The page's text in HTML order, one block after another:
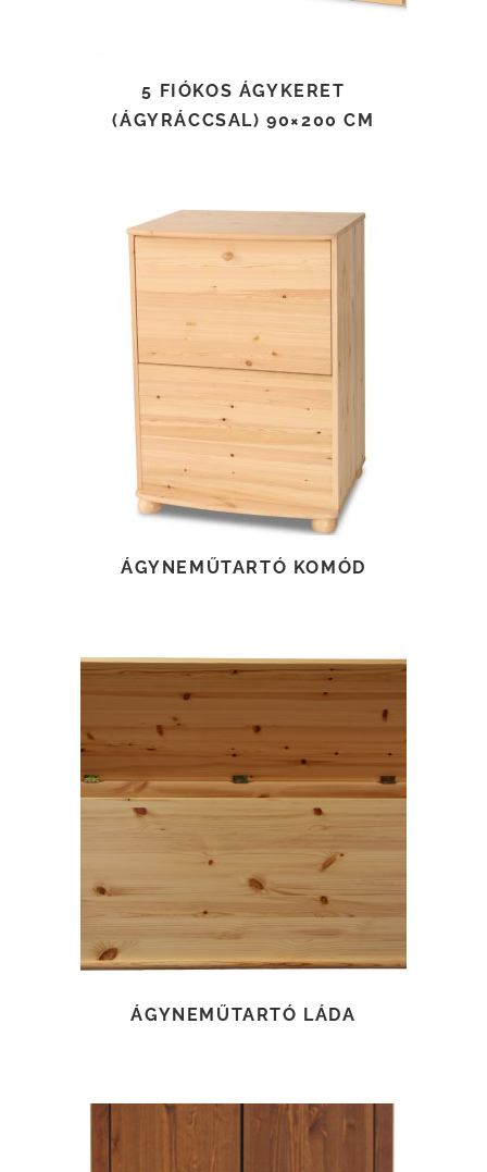
5 FIÓKOS ÁGYKERET
(ÁGYRÁCCSAL) 90×200 CM
TOVÁBB OLVASOM
ÁGYNEMŰTARTÓ KOMÓD
TOVÁBB OLVASOM
ÁGYNEMŰTARTÓ LÁDA